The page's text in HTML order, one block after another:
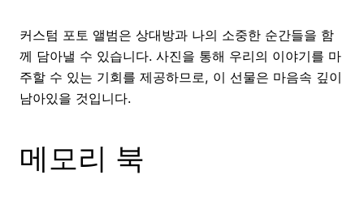
커스텀 포토 앨범은 상대방과 나의 소중한 순간들을 함
께 담아낼 수 있습니다. 사진을 통해 우리의 이야기를 마
주할 수 있는 기회를 제공하므로, 이 선물은 마음속 깊이
남아있을 것입니다.
메모리 북